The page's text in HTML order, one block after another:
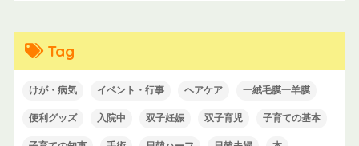
Tag
けが・病気 イベント・行事 ヘアケア 一絨毛膜一羊膜
便利グッズ 入院中 双子妊娠 双子育児 子育ての基本